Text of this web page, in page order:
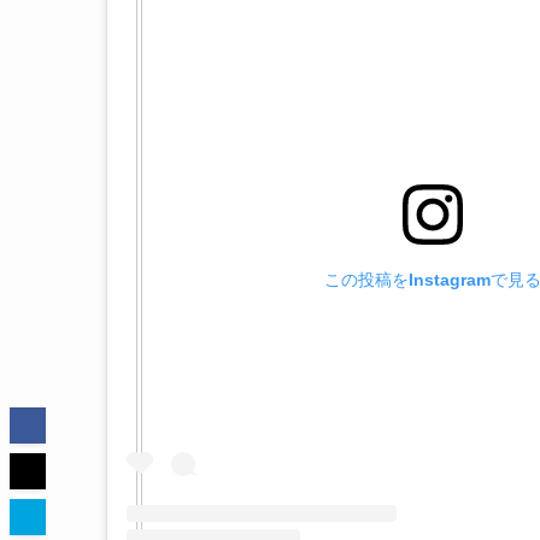
この投稿をInstagramで見る